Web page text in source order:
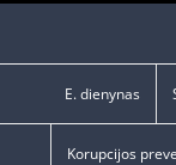
E. dienynas
Korupcijos